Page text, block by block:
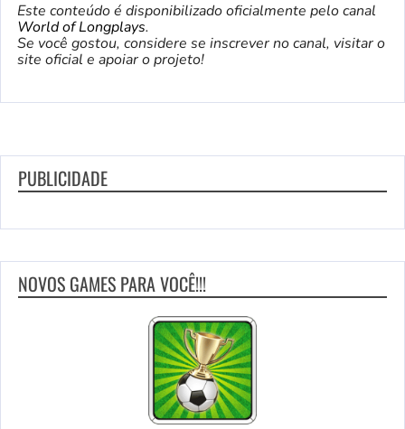
Este conteúdo é disponibilizado oficialmente pelo canal
World of Longplays.
Se você gostou, considere se inscrever no canal, visitar o
site oficial e apoiar o projeto!
PUBLICIDADE
NOVOS GAMES PARA VOCÊ!!!